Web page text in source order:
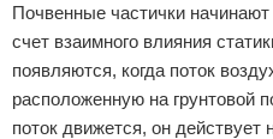
Почвенные частички
счет взаимного влияния
появляются, когда поток
расположенную на грунтовой
поток движется, он